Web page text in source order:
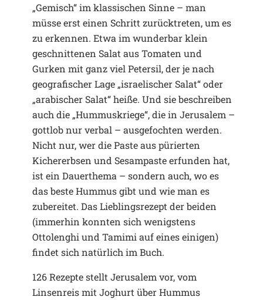
„Gemisch“ im klassischen Sinne – man
müsse erst einen Schritt zurücktreten, um es
zu erkennen. Etwa im wunderbar klein
geschnittenen Salat aus Tomaten und
Gurken mit ganz viel Petersil, der je nach
geografischer Lage „israelischer Salat“ oder
„arabischer Salat“ heiße. Und sie beschreiben
auch die „Hummuskriege“, die in Jerusalem –
gottlob nur verbal – ausgefochten werden.
Nicht nur, wer die Paste aus pürierten
Kichererbsen und Sesampaste erfunden hat,
ist ein Dauerthema – sondern auch, wo es
das beste Hummus gibt und wie man es
zubereitet. Das Lieblingsrezept der beiden
(immerhin konnten sich wenigstens
Ottolenghi und Tamimi auf eines einigen)
findet sich natürlich im Buch.
126 Rezepte stellt Jerusalem vor, vom
Linsenreis mit Joghurt über Hummus